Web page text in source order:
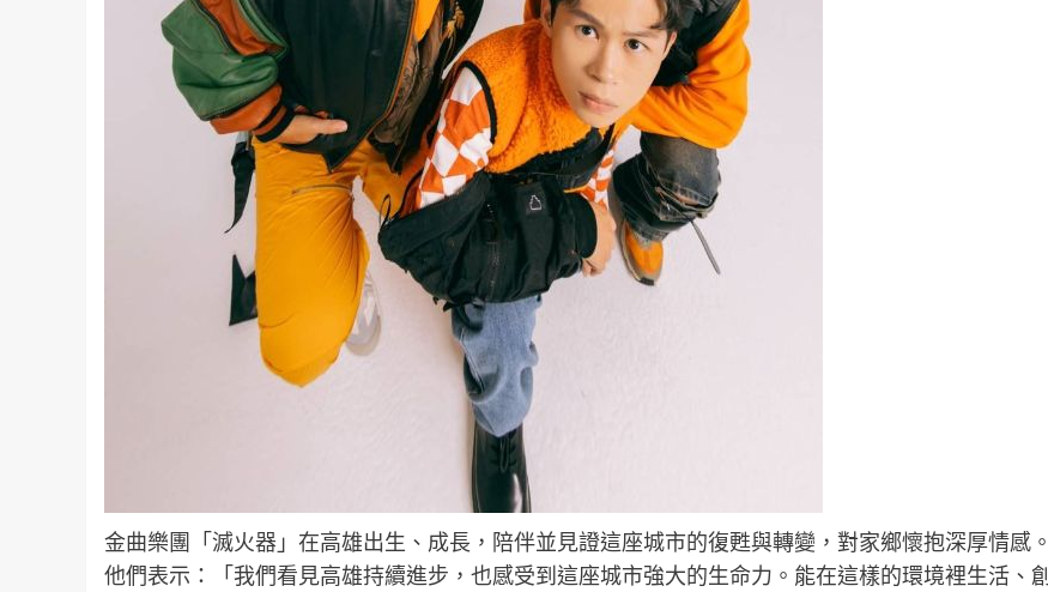
金曲樂團「滅火器」在高雄出生、成長，陪伴並見證這座城市的復甦與轉變，對家鄉懷抱深厚情感。
他們表示：「我們看見高雄持續進步，也感受到這座城市強大的生命力。能在這樣的環境裡生活、創